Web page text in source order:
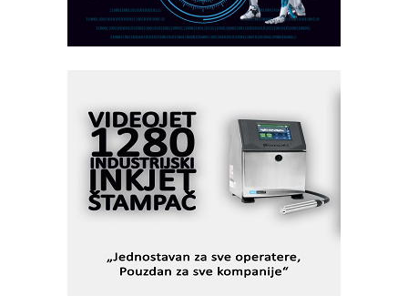
industrijsku automatizaciju
pionirskimmobile operator PANEL-OM
KIP KOP – napredna rešenja za
savremene industrijske i logističke
objekte
Alba d.o.o. – 35 godina preciznosti u
metrologiji i pametnim dozirnim
rešenjima
STAUFF – Komponente koje